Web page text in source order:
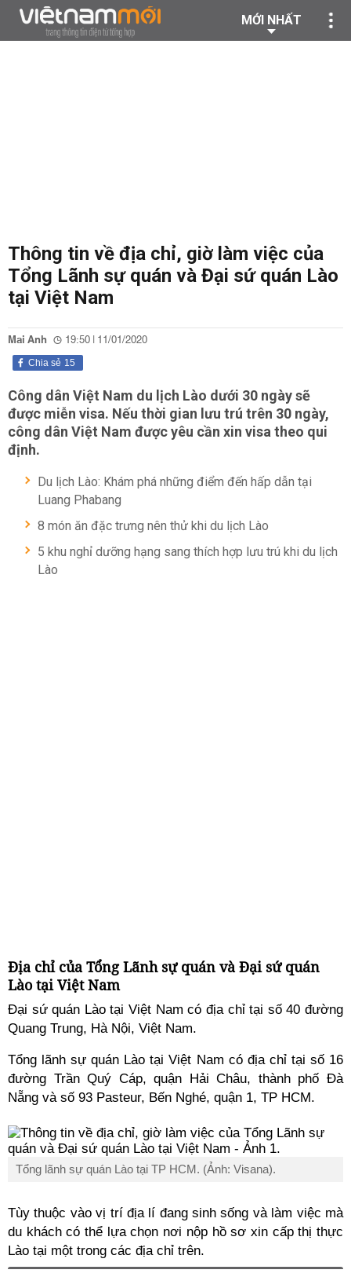
MỚI NHẤT
Thông tin về địa chỉ, giờ làm việc của
Tổng Lãnh sự quán và Đại sứ quán Lào
tại Việt Nam
Mai Anh 19:50 | 11/01/2020
15
Chia sẻ
Công dân Việt Nam du lịch Lào dưới 30 ngày sẽ
được miễn visa. Nếu thời gian lưu trú trên 30 ngày,
công dân Việt Nam được yêu cần xin visa theo qui
định.
Du lịch Lào: Khám phá những điểm đến hấp dẫn tại
Luang Phabang
8 món ăn đặc trưng nên thử khi du lịch Lào
5 khu nghỉ dưỡng hạng sang thích hợp lưu trú khi du lịch
Lào
Địa chỉ của Tổng Lãnh sự quán và Đại sứ quán
Lào tại Việt Nam
Đại sứ quán Lào tại Việt Nam có địa chỉ tại số 40 đường
Quang Trung, Hà Nội, Việt Nam.
Tổng lãnh sự quán Lào tại Việt Nam có địa chỉ tại số 16
đường Trần Quý Cáp, quận Hải Châu, thành phố Đà
Nẵng và số 93 Pasteur, Bến Nghé, quận 1, TP HCM.
Tổng lãnh sự quán Lào tại TP HCM. (Ảnh: Visana).
Tùy thuộc vào vị trí địa lí đang sinh sống và làm việc mà
du khách có thể lựa chọn nơi nộp hồ sơ xin cấp thị thực
Lào tại một trong các địa chỉ trên.